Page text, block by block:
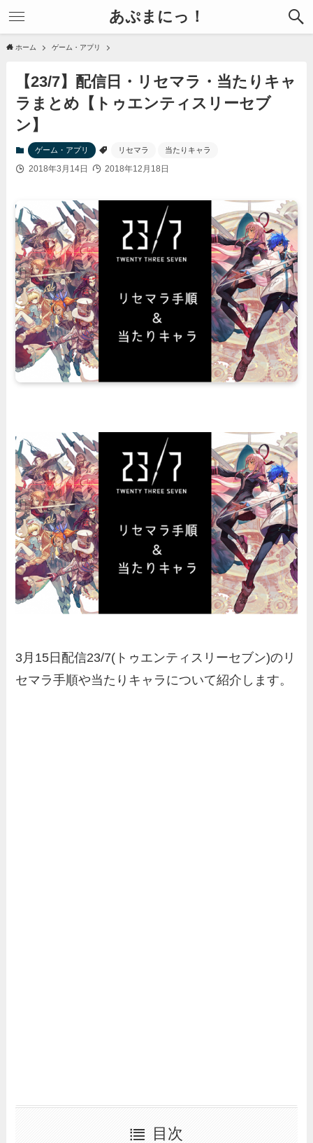
あぷまにっ！
ホーム ゲーム・アプリ
【23/7】配信日・リセマラ・当たりキャ
ラまとめ【トゥエンティスリーセブ
ン】
ゲーム・アプリ リセマラ 当たりキャラ
2018年3月14日 2018年12月18日
3月15日配信23/7(トゥエンティスリーセブン)の リ
セマラ手順や当たりキャラ について紹介します。
目次